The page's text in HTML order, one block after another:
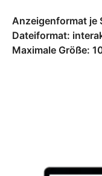
Anzeigenformat je
Dateiformat:
Maximale Größe: